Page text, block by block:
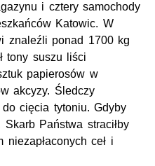
i cztery samochody
Katowic. W
znaleźli ponad 1700 kg
tony suszu liści
papierosów w
akcyzy. Śledczy
cięcia tytoniu. Gdyby
Państwa straciłby
niezapłaconych ceł i